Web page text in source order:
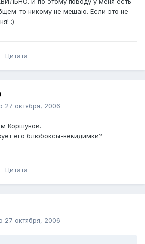
И по этому поводу у меня есть
то никому не мешаю. Если это не
:)
Цитата
27 октября, 2006
Коршунов.
его блюбоксы-невидимки?
Цитата
27 октября, 2006